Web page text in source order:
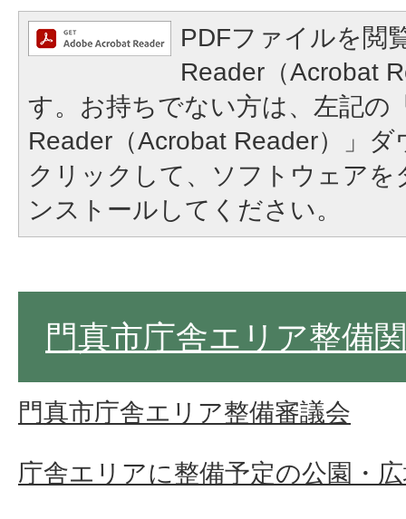
PDFファイルを閲
Reader（Acrobat
す。お持ちでない方は、左記の
Reader（Acrobat Reader）」
クリックして、ソフトウェア
ンストールしてください。
門真市庁舎エリア整備
門真市庁舎エリア整備審議会
庁舎エリアに整備予定の公園・